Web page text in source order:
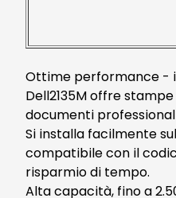
Ottime performance -
Dell2135M offre
documenti
Si installa facilmente
compatibile con il
risparmio di tempo.
Alta capacità, fino a